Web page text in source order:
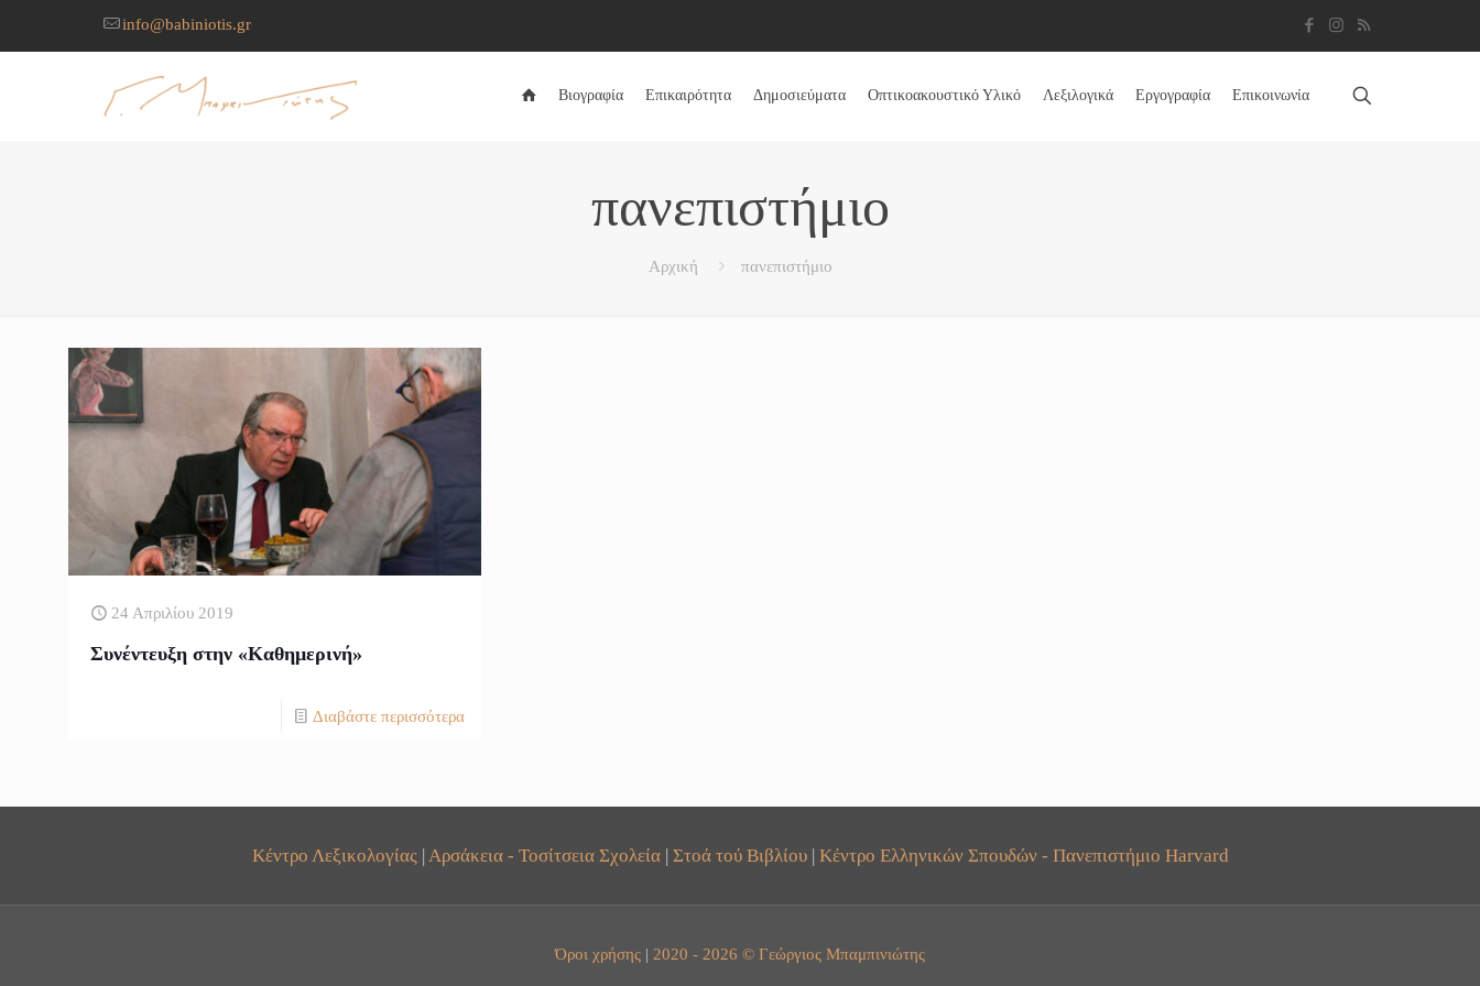
info@babiniotis.gr
Βιογραφία Επικαιρότητα Δημοσιεύματα Οπτικοακουστικό Υλικό Λεξιλογικά Εργογραφία Επικοινωνία
πανεπιστήμιο
Αρχική πανεπιστήμιο
24 Απριλίου 2019
Συνέντευξη στην «Καθημερινή»
Διαβάστε περισσότερα
Κέντρο Λεξικολογίας| Αρσάκεια - Τοσίτσεια Σχολεία| Στοά τού Βιβλίου| Κέντρο Ελληνικών Σπουδών - Πανεπιστήμιο Harvard
Όροι χρήσης | 2020 - 2026 © Γεώργιος Μπαμπινιώτης